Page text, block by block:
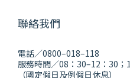
聯絡我們
電話／0800–018–118
服務時間／08：30–12：30；
（國定假日及例假日休息）